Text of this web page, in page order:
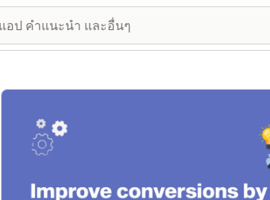
แกลเลอรีรูปภาพที่แสดง